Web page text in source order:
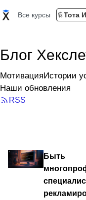
Все курсы Тота
Блог
МотивацияИстории
Наши обновления
RSS
Быть